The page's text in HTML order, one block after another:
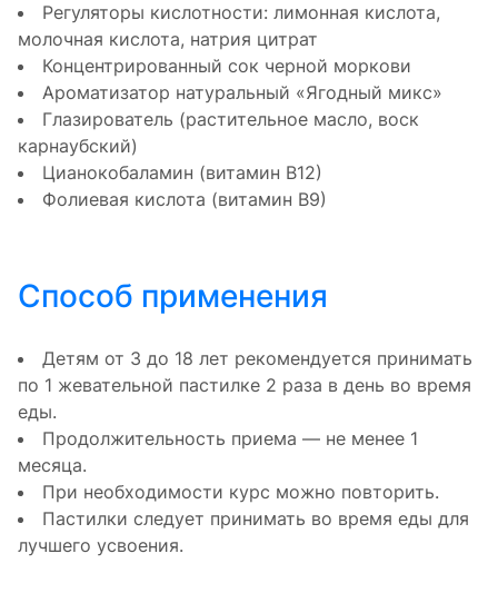
Регуляторы кислотности: лимонная кислота,
молочная кислота, натрия цитрат
Концентрированный сок черной моркови
Ароматизатор натуральный «Ягодный микс»
Глазирователь (растительное масло, воск
карнаубский)
Цианокобаламин (витамин В12)
Фолиевая кислота (витамин В9)
Способ применения
Детям от 3 до 18 лет рекомендуется принимать
по 1 жевательной пастилке 2 раза в день во время
еды.
Продолжительность приема — не менее 1
месяца.
При необходимости курс можно повторить.
Пастилки следует принимать во время еды для
лучшего усвоения.